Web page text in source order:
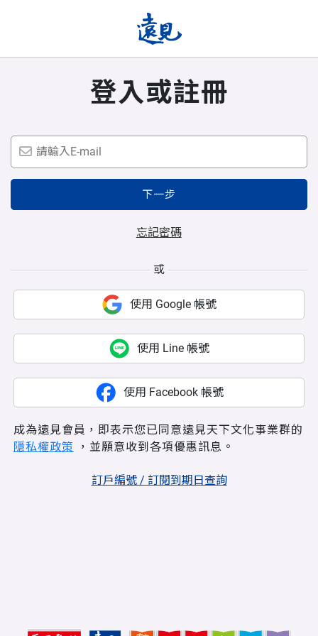
登入或註冊
下一步
忘記密碼
或
使用 Google 帳號
使用 Line 帳號
使用 Facebook 帳號
成為遠見會員，即表示您已同意遠見天下文化事業群的
隱私權政策 ，並願意收到各項優惠訊息。
訂戶編號 / 訂閱到期日查詢